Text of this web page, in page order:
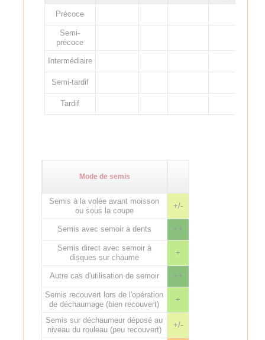
Précoce
Semi-
précoce
Intermédiaire
Semi-tardif
Tardif
Mode de semis
Semis à la volée avant moisson
ou sous la coupe
+/-
Semis avec semoir à dents ++
Semis direct avec semoir à
disques sur chaume
+
Autre cas d'utilisation de semoir ++
Semis recouvert lors de l'opération
de déchaumage (bien recouvert)
+
Semis sur déchaumeur déposé au
niveau du rouleau (peu recouvert)
+/-